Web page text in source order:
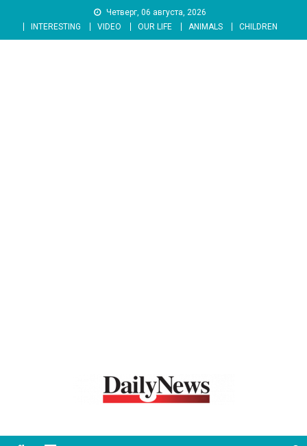
content
Четверг, 06 августа, 2026
INTERESTING
VIDEO OUR LIFE ANIMALS CHILDREN